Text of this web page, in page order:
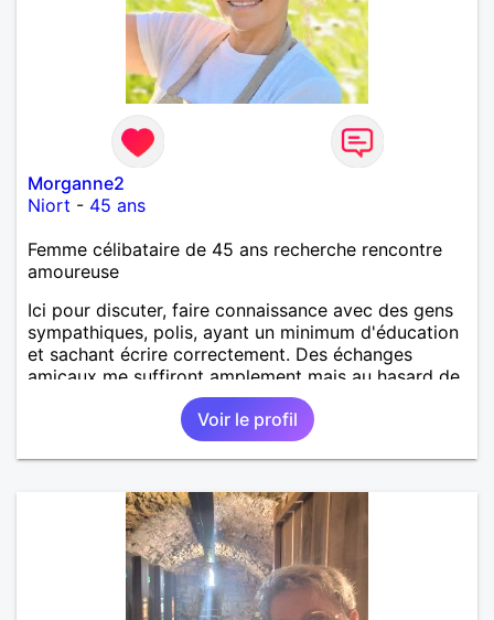
Morganne2
Niort - 45 ans
Femme célibataire de 45 ans recherche rencontre
amoureuse
Ici pour discuter, faire connaissance avec des gens
sympathiques, polis, ayant un minimum d'éducation
et sachant écrire correctement. Des échanges
amicaux me suffiront amplement mais au hasard de
la vie, si le charme opère, je ne suis pas fermée à
une éventuelle relation sérieuse avec un homme.
Voir le profil